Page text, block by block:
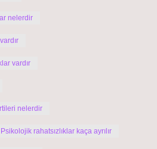
nelerdir
vardır
nelerdir
Psikolojik rahatsızlıklar kaça ayrılır